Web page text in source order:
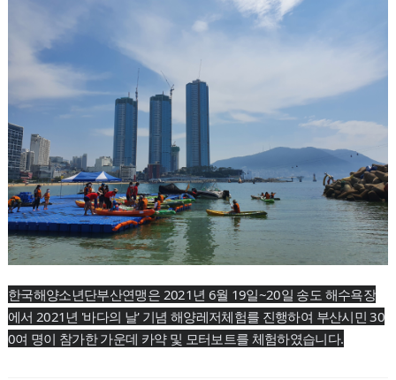
한국해양소년단부산연맹은 2021년 6월 19일~20일 송도 해수욕장
에서 2021년 '바다의 날' 기념 해양레저체험를 진행하여 부산시민 30
0여 명이 참가한 가운데 카약 및 모터보트를 체험하였습니다.